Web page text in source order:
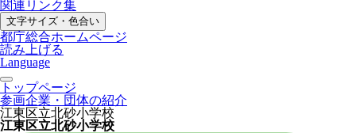
関連リンク集
文字サイズ・色合い
都庁総合ホームページ
読み上げる
Language
トップページ
参画企業・団体の紹介
江東区立北砂小学校
江東区立北砂小学校